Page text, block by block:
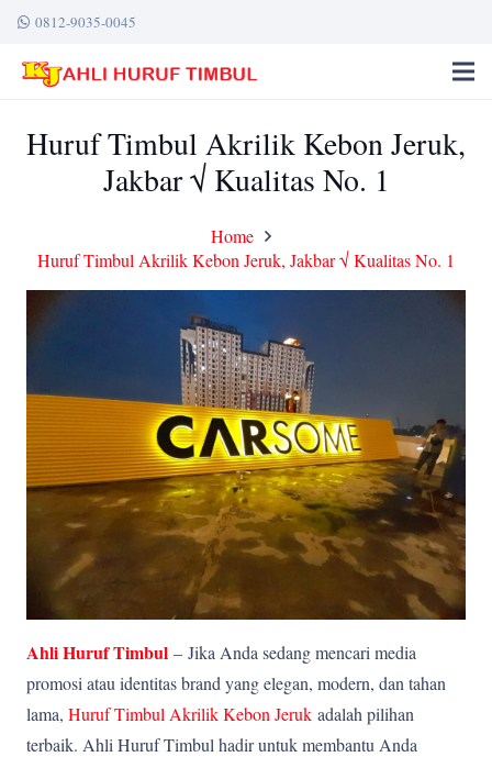
0812-9035-0045
Huruf Timbul Akrilik Kebon Jeruk,
Jakbar √ Kualitas No. 1
Home
Huruf Timbul Akrilik Kebon Jeruk, Jakbar √ Kualitas No. 1
Ahli Huruf Timbul – Jika Anda sedang mencari media
promosi atau identitas brand yang elegan, modern, dan tahan
lama, Huruf Timbul Akrilik Kebon Jeruk adalah pilihan
terbaik. Ahli Huruf Timbul hadir untuk membantu Anda